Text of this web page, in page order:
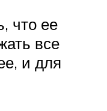
что ее
все
и для